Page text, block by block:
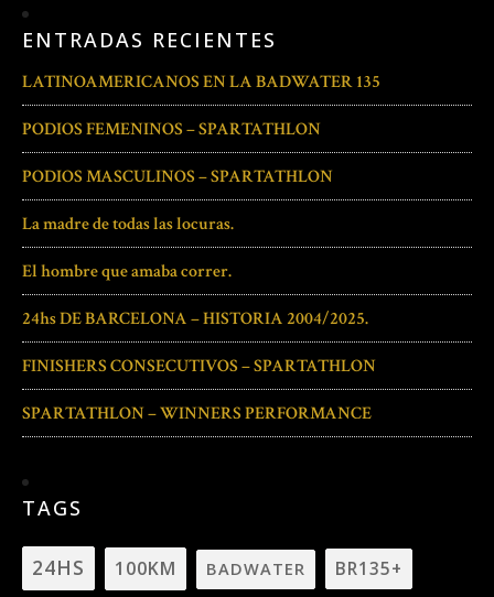
ENTRADAS RECIENTES
LATINOAMERICANOS EN LA BADWATER 135
PODIOS FEMENINOS – SPARTATHLON
PODIOS MASCULINOS – SPARTATHLON
La madre de todas las locuras.
El hombre que amaba correr.
24hs DE BARCELONA – HISTORIA 2004/2025.
FINISHERS CONSECUTIVOS – SPARTATHLON
SPARTATHLON – WINNERS PERFORMANCE
TAGS
24HS 100KM BADWATER BR135+